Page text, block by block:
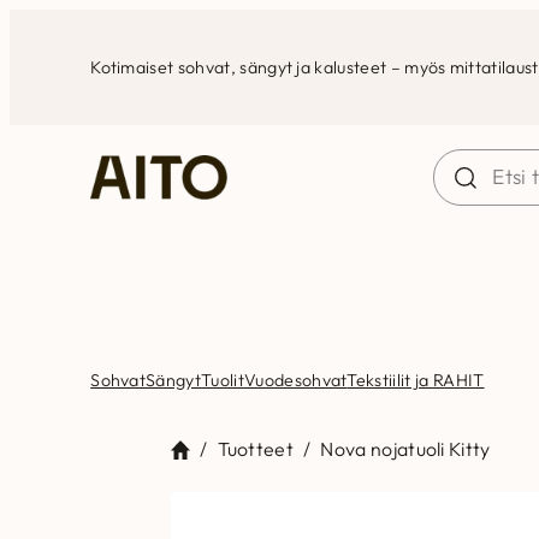
Kotimaiset sohvat, sängyt ja kalusteet – myös
SohvatSängytTuolitVuodesohvatTekstiilit ja RAHIT
/ Tuotteet / Nova nojatuoli Kitty